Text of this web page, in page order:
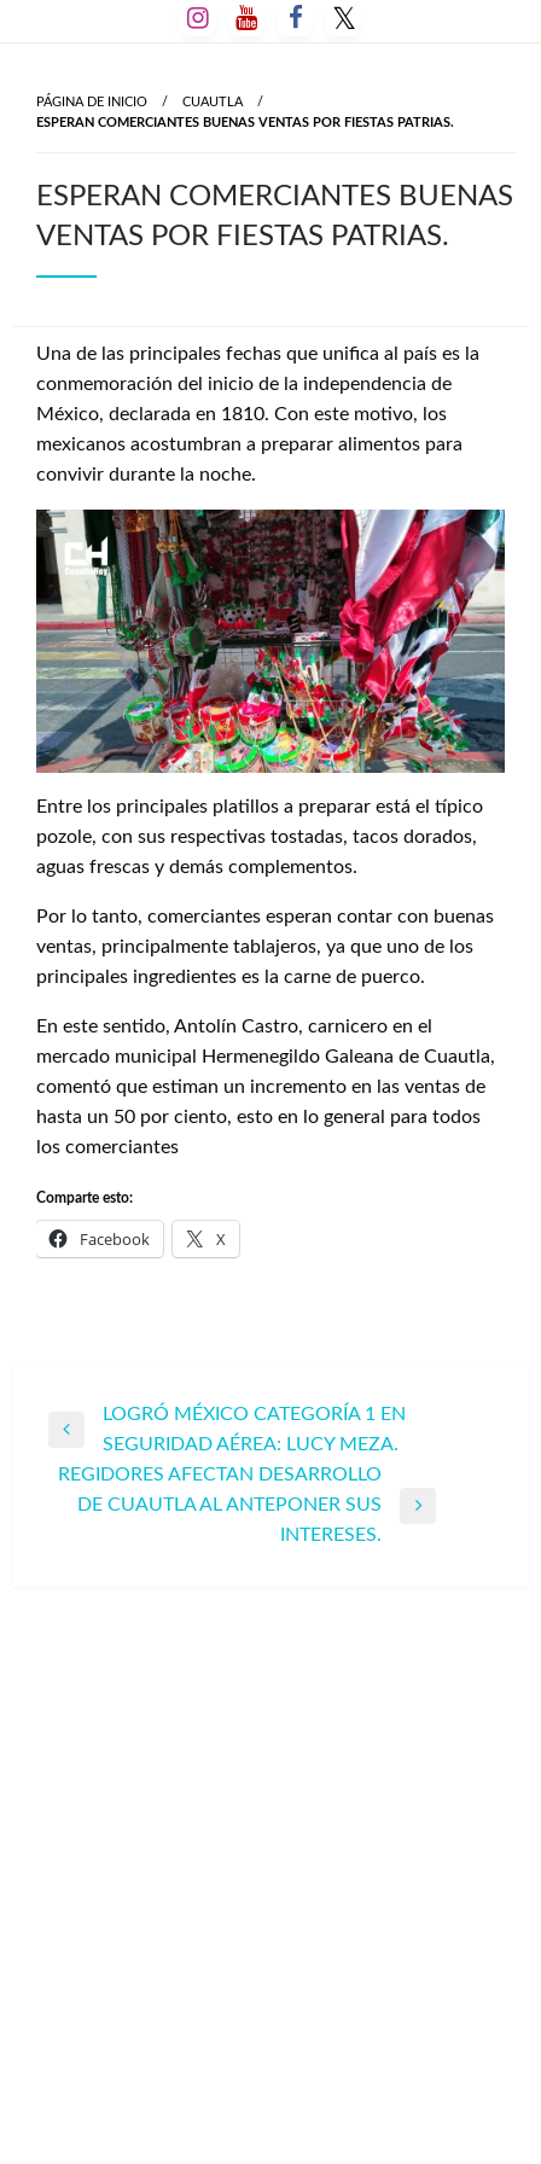
al
PÁGINA DE INICIO
CUAUTLA
ESPERAN COMERCIANTES BUENAS VENTAS POR FIESTAS PATRIAS.
ESPERAN COMERCIANTES BUENAS
VENTAS POR FIESTAS PATRIAS.
Una de las principales fechas que unifica al país es la
conmemoración del inicio de la independencia de
México, declarada en 1810. Con este motivo, los
mexicanos acostumbran a preparar alimentos para
convivir durante la noche.
Entre los principales platillos a preparar está el típico
pozole, con sus respectivas tostadas, tacos dorados,
aguas frescas y demás complementos.
Por lo tanto, comerciantes esperan contar con buenas
ventas, principalmente tablajeros, ya que uno de los
principales ingredientes es la carne de puerco.
En este sentido, Antolín Castro, carnicero en el
mercado municipal Hermenegildo Galeana de Cuautla,
comentó que estiman un incremento en las ventas de
hasta un 50 por ciento, esto en lo general para todos
los comerciantes
Comparte esto:
Facebook X
Navegación
entradas
Entrada
anterior
LOGRÓ MÉXICO CATEGORÍA 1 EN
SEGURIDAD AÉREA: LUCY MEZA.
REGIDORES AFECTAN DESARROLLO
DE CUAUTLA AL ANTEPONER SUS
INTERESES.